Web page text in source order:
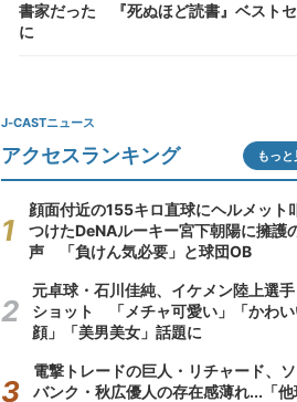
書家だった 『死ぬほど読書』ベスト
に
J-CASTニュース
アクセスランキング もっと
顔面付近の155キロ直球にヘルメット
つけたDeNAルーキー宮下朝陽に擁護
声 「負けん気必要」と球団OB
元卓球・石川佳純、イケメン陸上選
ショット 「メチャ可愛い」「かわ
顔」「美男美女」話題に
電撃トレードの巨人・リチャード、
バンク・秋広優人の存在感薄れ...「他